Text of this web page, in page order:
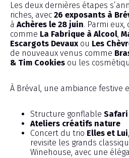
Les deux dernières étapes
riches, avec 26 exposants à
à Achères le 28 juin. Parmi
comme La Fabrique à Alcool,
Escargots Devauxou Les
de nouveaux venus comme
& Tim Cookies ou les
À Bréval, une ambiance festive
Structure gonflable Safari
Ateliers créatifs nature
Concert du trio Elles et Lui
revisite les grands
Winehouse, avec une